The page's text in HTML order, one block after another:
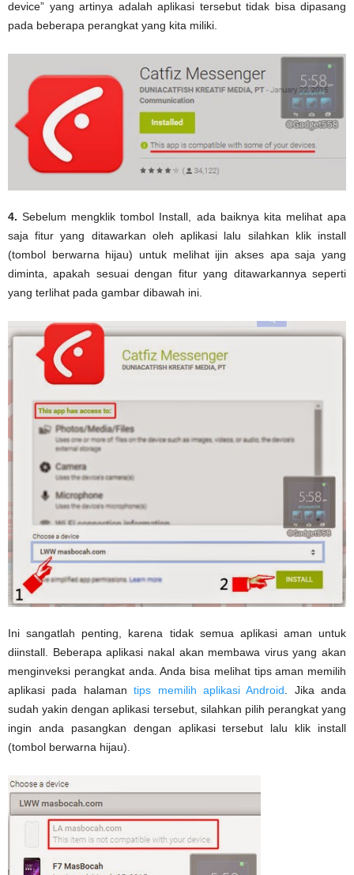
device” yang artinya adalah aplikasi tersebut tidak bisa dipasang
pada beberapa perangkat yang kita miliki.
4. Sebelum mengklik tombol Install, ada baiknya kita melihat apa
saja fitur yang ditawarkan oleh aplikasi lalu silahkan klik install
(tombol berwarna hijau) untuk melihat ijin akses apa saja yang
diminta, apakah sesuai dengan fitur yang ditawarkannya seperti
yang terlihat pada gambar dibawah ini.
Ini sangatlah penting, karena tidak semua aplikasi aman untuk
diinstall. Beberapa aplikasi nakal akan membawa virus yang akan
menginveksi perangkat anda. Anda bisa melihat tips aman memilih
aplikasi pada halamantips memilih aplikasi Android . Jika anda
sudah yakin dengan aplikasi tersebut, silahkan pilih perangkat yang
ingin anda pasangkan dengan aplikasi tersebut lalu klik install
(tombol berwarna hijau).